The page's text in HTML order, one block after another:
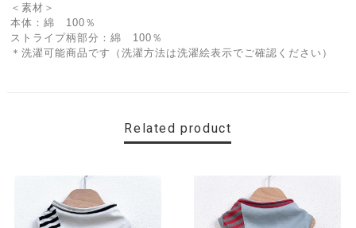
＜素材＞
本体：綿 100％
ストライプ柄部分：綿 100％
＊洗濯可能商品です（洗濯方法は洗濯絵表示でご確認ください）
Related product